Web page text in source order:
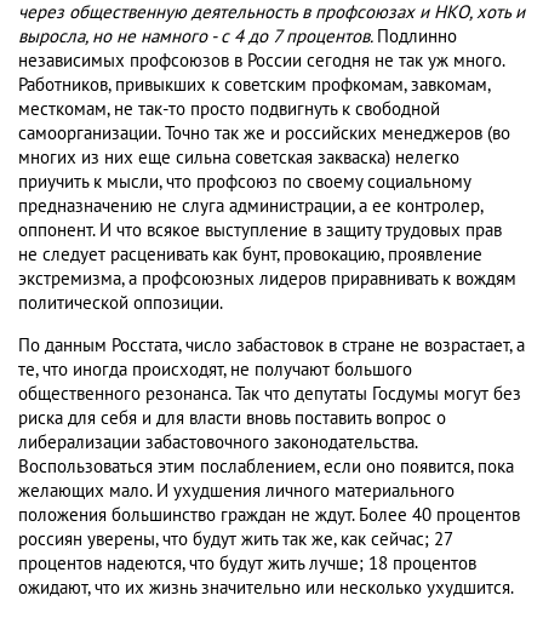
через общественную деятельность в профсоюзах и НКО, хоть и
выросла, но не намного - с 4 до 7 процентов. Подлинно
независимых профсоюзов в России сегодня не так уж много.
Работников, привыкших к советским профкомам, завкомам,
месткомам, не так-то просто подвигнуть к свободной
самоорганизации. Точно так же и российских менеджеров (во
многих из них еще сильна советская закваска) нелегко
приучить к мысли, что профсоюз по своему социальному
предназначению не слуга администрации, а ее контролер,
оппонент. И что всякое выступление в защиту трудовых прав
не следует расценивать как бунт, провокацию, проявление
экстремизма, а профсоюзных лидеров приравнивать к вождям
политической оппозиции.
По данным Росстата, число забастовок в стране не возрастает, а
те, что иногда происходят, не получают большого
общественного резонанса. Так что депутаты Госдумы могут без
риска для себя и для власти вновь поставить вопрос о
либерализации забастовочного законодательства.
Воспользоваться этим послаблением, если оно появится, пока
желающих мало. И ухудшения личного материального
положения большинство граждан не ждут. Более 40 процентов
россиян уверены, что будут жить так же, как сейчас; 27
процентов надеются, что будут жить лучше; 18 процентов
ожидают, что их жизнь значительно или несколько ухудшится.